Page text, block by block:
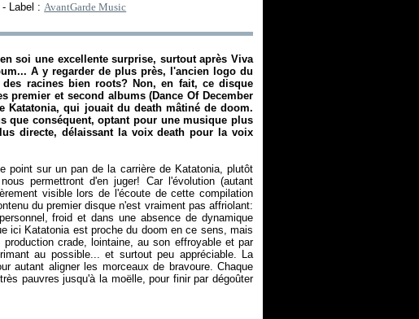
- Label :AvantGarde Music
soi une excellente surprise, surtout après Viva
A y regarder de plus près, l'ancien logo du
racines bien roots? Non, en fait, ce disque
premier et second albums (Dance Of December
Katatonia, qui jouait du death mâtiné de doom.
que conséquent, optant pour une musique plus
directe, délaissant la voix death pour la voix
point sur un pan de la carrière de Katatonia, plutôt
permettront d'en juger! Car l'évolution (autant
visible lors de l'écoute de cette compilation
du premier disque n'est vraiment pas affriolant:
froid et dans une absence de dynamique
ici Katatonia est proche du doom en ce sens, mais
crade, lointaine, au son effroyable et par
au possible... et surtout peu appréciable. La
autant aligner les morceaux de bravoure. Chaque
pauvres jusqu'à la moëlle, pour finir par dégoûter